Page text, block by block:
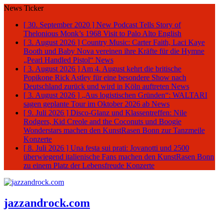
News Ticker
[ 30. September 2020 ] New Podcast Tells Story of
Thelonious Monk’s 1968 Visit to Palo Alto English
[ 3. August 2026 ] Country Music: Carter Faith, Laci Kaye
Booth und Baby Nova vereinen ihre Kräfte für die Hymne
„Pearl Handled Pistol“ News
[ 3. August 2026 ] Am 4. August kehrt die britische
Popikone Rick Astley für eine besondere Show nach
Deutschland zurück und wird in Köln auftreten News
[ 3. August 2026 ] „Aus logistischen Gründen“: WALTARI
sagen geplante Tour im Oktober 2026 ab News
[ 9. Juli 2026 ] Disco-Glanz und Klassentreffen: Nile
Rodgers, Kid Creole and the Coconuts und Boogie
Wonderstars machen den KunstRasen Bonn zur Tanzmeile
Konzerte
[ 8. Juli 2026 ] Una festa sui prati: Jovanotti und 2500
überwiegend italienische Fans machen den KunstRasen Bonn
zu einem Platz der Lebensfreude Konzerte
jazzandrock.com